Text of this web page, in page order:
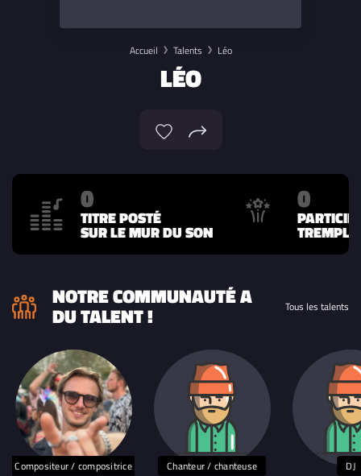
Accueil Talents Léo
LÉO
0
TITRE POSTÉ
SUR LE MUR DU SON
0
NOTRE COMMUNAUTÉ A
DU TALENT ! Tous les talents
Compositeur / compositrice Chanteur / chanteuse DJ